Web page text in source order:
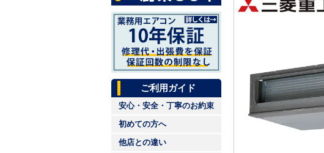
ご利用ガイド
安心・安全・丁寧のお約束
初めての方へ
他店との違い